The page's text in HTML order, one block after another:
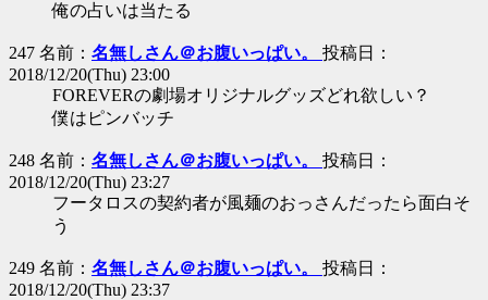
俺の占いは当たる
247 名前： 名無しさん＠お腹いっぱい。 投稿日：
2018/12/20(Thu) 23:00
FOREVERの劇場オリジナルグッズどれ欲しい？
僕はピンバッチ
248 名前： 名無しさん＠お腹いっぱい。 投稿日：
2018/12/20(Thu) 23:27
フータロスの契約者が風麺のおっさんだったら面白そ
う
249 名前： 名無しさん＠お腹いっぱい。 投稿日：
2018/12/20(Thu) 23:37